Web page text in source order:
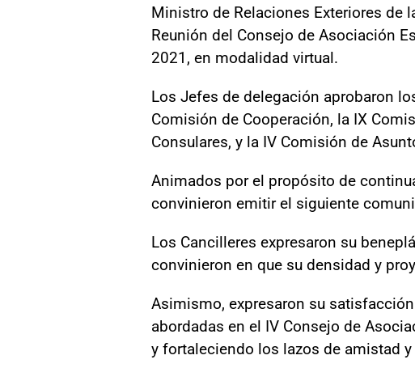
Ministro de Relaciones Exteriores de
Reunión del Consejo de Asociación
2021, en modalidad virtual.
Los Jefes de delegación aprobaron
Comisión de Cooperación, la IX
Consulares, y la IV Comisión de
Animados por el propósito de
convinieron emitir el siguiente
Los Cancilleres expresaron su
convinieron en que su densidad y
Asimismo, expresaron su
abordadas en el IV Consejo de
y fortaleciendo los lazos de amistad